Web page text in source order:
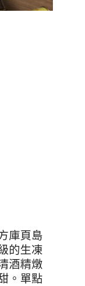
庫頁島
的生凍
酒精燉
。單點